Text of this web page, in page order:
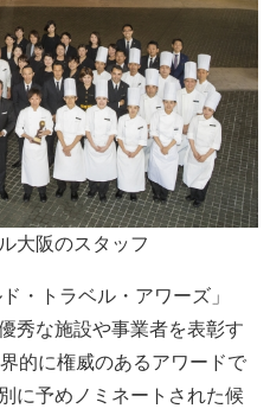
大阪のスタッフ
・トラベル・アワーズ」
秀な施設や事業者を表彰す
的に権威のあるアワードで
に予めノミネートされた候